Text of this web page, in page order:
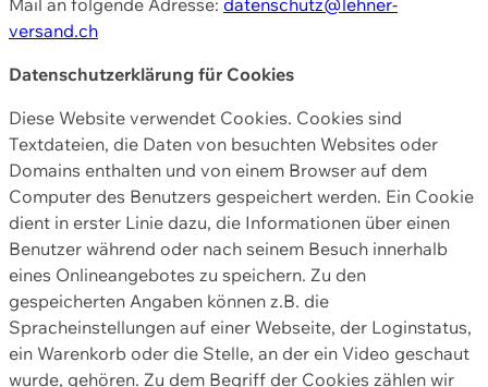
versand.ch
Datenschutzerklärung für Cookies
Diese Website verwendet Cookies. Cookies sind
Textdateien, die Daten von besuchten Websites oder
Domains enthalten und von einem Browser auf dem
Computer des Benutzers gespeichert werden. Ein Cookie
dient in erster Linie dazu, die Informationen über einen
Benutzer während oder nach seinem Besuch innerhalb
eines Onlineangebotes zu speichern. Zu den
gespeicherten Angaben können z.B. die
Spracheinstellungen auf einer Webseite, der Loginstatus,
ein Warenkorb oder die Stelle, an der ein Video geschaut
wurde, gehören. Zu dem Begriff der Cookies zählen wir